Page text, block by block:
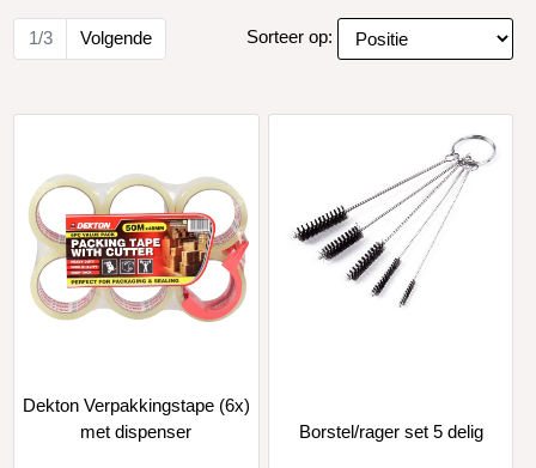
Sorteer op:
1/3 Volgende
Dekton Verpakkingstape (6x)
met dispenser
Borstel/rager set 5 delig